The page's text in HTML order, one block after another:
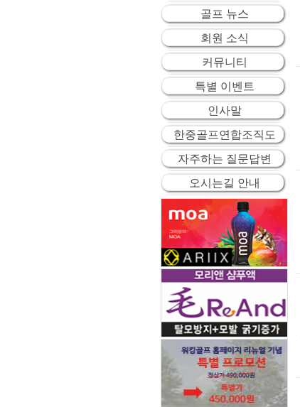
골프 뉴스
회원 소식
커뮤니티
특별 이벤트
인사말
한중골프연합조직도
자주하는 질문답변
오시는길 안내